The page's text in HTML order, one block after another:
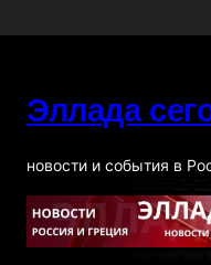
к
Эллада
новости и события в